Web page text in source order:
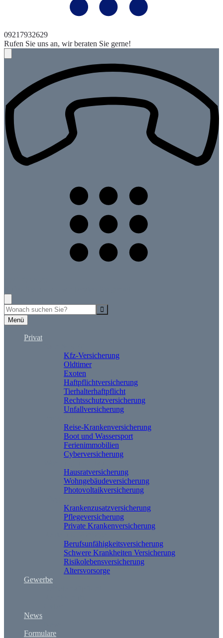
09217932629
Rufen Sie uns an, wir beraten Sie gerne!
Menü
Privat
Kfz-Versicherung
Oldtimer
Exoten
Haftpflichtversicherung
Tierhalterhaftpflicht
Rechtsschutzversicherung
Unfallversicherung
Reise-Krankenversicherung
Boot und Wassersport
Ferienimmobilien
Cyberversicherung
Hausratversicherung
Wohngebäudeversicherung
Photovoltaikversicherung
Krankenzusatzversicherung
Pflegeversicherung
Private Krankenversicherung
Berufs­unfähigkeitsversicherung
Schwere Krankheiten Versicherung
Risikolebensversicherung
Altersvorsorge
Gewerbe
News
Formulare